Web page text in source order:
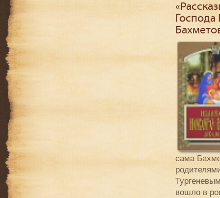
Господа
сама
вошло в